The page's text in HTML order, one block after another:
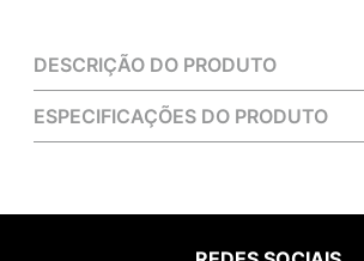
DESCRIÇÃO DO PRODUTO
ESPECIFICAÇÕES DO PRODUTO